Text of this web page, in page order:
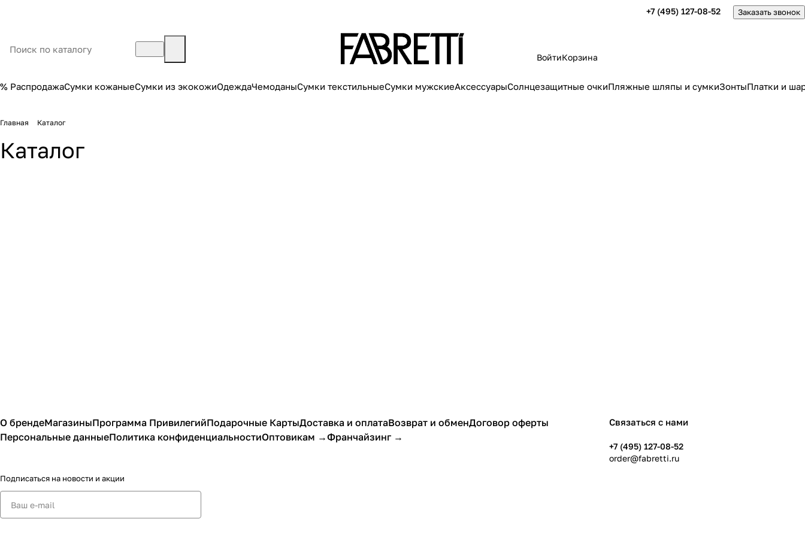
+7 (495) 127-08-52 Заказать звонок
ВойтиКорзина
% РаспродажаСумки кожаныеСумки из экокожиОдеждаЧемоданыСумки текстильныеСумки мужскиеАксессуарыСолнцезащитные очкиПляжные шляпы и сумкиЗонтыПлатки и
Главная Каталог
Каталог
О брендеМагазиныПрограмма ПривилегийПодарочные КартыДоставка и оплатаВозврат и обменДоговор оферты
Персональные данныеПолитика конфиденциальностиОптовикам →Франчайзинг →
Подписаться на новости и акции
Связаться с нами
+7 (495) 127-08-52
order@fabretti.ru